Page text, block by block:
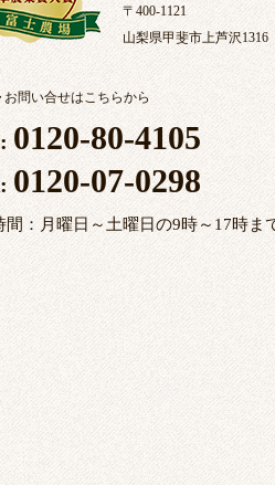
〒400-1121
山梨県甲斐市上芦沢1316
お問い合せはこちらから
0120-80-4105
0120-07-0298
間：月曜日～土曜日の9時～17時ま